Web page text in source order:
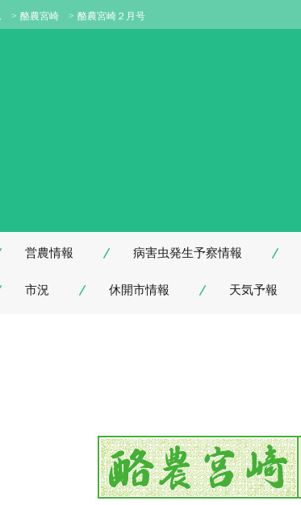
> 酪農宮崎 > 酪農宮崎２月号
営農情報 病害虫発生予察情報
市況 休開市情報 天気予報